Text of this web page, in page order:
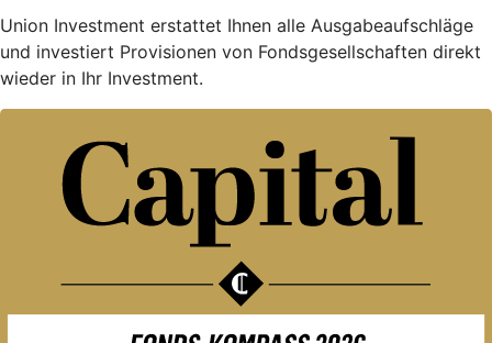
Union Investment erstattet Ihnen alle Ausgabe­auf­schläge
und investiert Provisionen von Fondsgesellschaften direkt
wieder in Ihr Investment.